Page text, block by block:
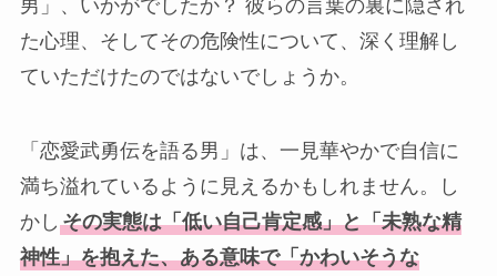
男」、いかがでしたか？ 彼らの言葉の裏に隠され
た心理、そしてその危険性について、深く理解し
ていただけたのではないでしょうか。
「恋愛武勇伝を語る男」は、一見華やかで自信に
満ち溢れているように見えるかもしれません。し
かし その実態は「低い自己肯定感」と「未熟な精
神性」を抱えた、ある意味で「かわいそうな